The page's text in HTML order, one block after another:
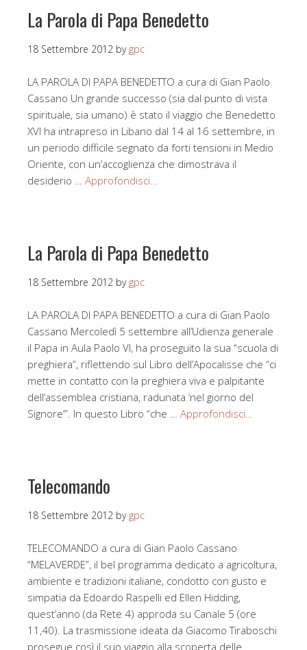
La Parola di Papa Benedetto
18 Settembre 2012 by gpc
LA PAROLA DI PAPA BENEDETTO a cura di Gian Paolo
Cassano Un grande successo (sia dal punto di vista
spirituale, sia umano) è stato il viaggio che Benedetto
XVI ha intrapreso in Libano dal 14 al 16 settembre, in
un periodo difficile segnato da forti tensioni in Medio
Oriente, con un’accoglienza che dimostrava il
desiderio … Approfondisci…
La Parola di Papa Benedetto
18 Settembre 2012 by gpc
LA PAROLA DI PAPA BENEDETTO a cura di Gian Paolo
Cassano Mercoledì 5 settembre all’Udienza generale
il Papa in Aula Paolo VI, ha proseguito la sua “scuola di
preghiera”, riflettendo sul Libro dell’Apocalisse che “ci
mette in contatto con la preghiera viva e palpitante
dell’assemblea cristiana, radunata ‘nel giorno del
Signore’”. In questo Libro “che … Approfondisci…
Telecomando
18 Settembre 2012 by gpc
TELECOMANDO a cura di Gian Paolo Cassano
“MELAVERDE”, il bel programma dedicato a agricoltura,
ambiente e tradizioni italiane, condotto con gusto e
simpatia da Edoardo Raspelli ed Ellen Hidding,
quest’anno (da Rete 4) approda su Canale 5 (ore
11,40). La trasmissione ideata da Giacomo Tiraboschi
prosegue così il suo viaggio alla scoperta delle